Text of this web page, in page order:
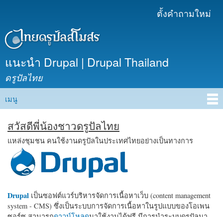
เนื้อหา
ตั้งคำถามใหม่
แนะนำ Drupal | Drupal Thailand
ดรูปัลไทย
Main menu
เมนู
สวัสดีพี่น้องชาวดรูปัลไทย
แหล่งชุมชน คนใช้งานดรูปัลในประเทศไทยอย่างเป็นทางการ
Drupal เป็นซอฟต์แวร์บริหารจัดการเนื้อหาเว็บ (content management
system - CMS) ซึ่งเป็นระบบการจัดการเนื้อหาในรูปแบบของโอเพน